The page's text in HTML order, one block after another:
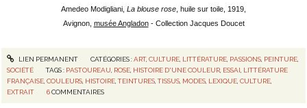
Amedeo Modigliani, La blouse rose , huile sur toile, 1919,
Avignon, musée Angladon- Collection Jacques Doucet
LIEN PERMANENT CATÉGORIES :ART, CULTURE, LITTÉRATURE, PASSIONS, PEINTURE,
SOCIÉTÉ
TAGS : PASTOUREAU ROSE HISTOIRE D'UNE COULEUR ESSAI LITTÉRATURE
FRANÇAISE ,COULEURS HISTOIRE ,TEINTURES ,TISSUS MODES LEXIQUE ,CULTURE
EXTRAIT
6 COMMENTAIRES